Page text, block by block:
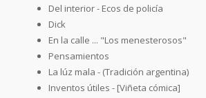
Del interior - Ecos de policía
Dick
En la calle ... "Los menesterosos"
Pensamientos
La lúz mala - (Tradición argentina)
Inventos útiles - [Viñeta cómica]